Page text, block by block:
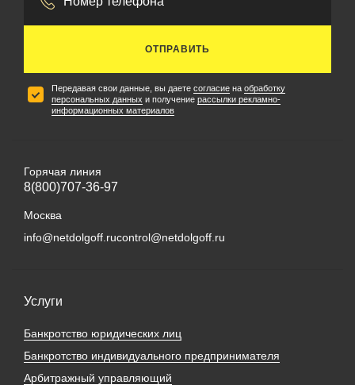
ОТПРАВИТЬ
Передавая свои данные, вы даете согласие на обработку
персональных данных и получение рассылки рекламно-
информационных материалов
Услуги
Банкротство юридических лиц
Банкротство индивидуального предпринимателя
Арбитражный управляющий
Горячая линия
8(800)707-36-97
Москва
info@netdolgoff.rucontrol@netdolgoff.ru